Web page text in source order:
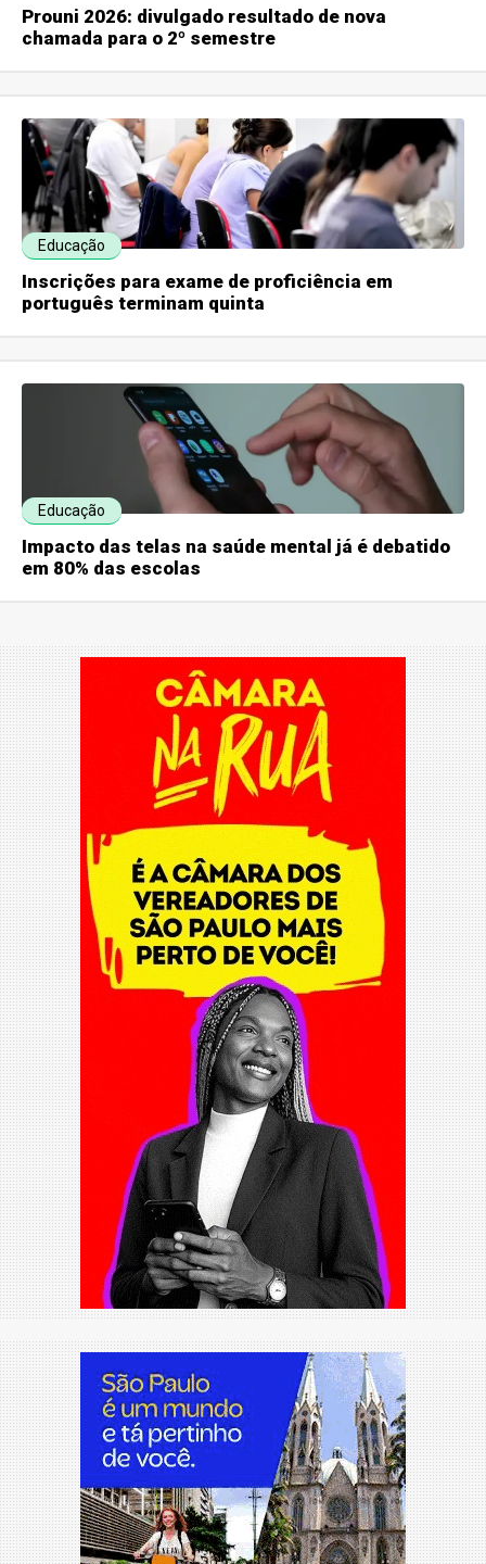
Prouni 2026: divulgado resultado de nova
chamada para o 2º semestre
Educação
Inscrições para exame de proficiência em
português terminam quinta
Educação
Impacto das telas na saúde mental já é debatido
em 80% das escolas